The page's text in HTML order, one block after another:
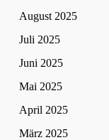
August 2025
Juli 2025
Juni 2025
Mai 2025
April 2025
März 2025